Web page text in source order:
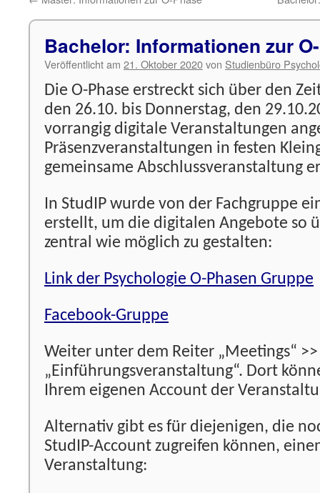
Bachelor: Informationen zur
Veröffentlicht am 21. Oktober 2020von Studienbüro
Die O-Phase erstreckt sich über den
den 26.10. bis Donnerstag, den
vorrangig digitale Veranstaltungen
Präsenzveranstaltungen in festen
gemeinsame Abschlussveranstaltung
In StudIP wurde von der Fachgruppe
erstellt, um die digitalen Angebote so
zentral wie möglich zu gestalten:
Link der Psychologie O-Phasen Gruppe
Facebook-Gruppe
Weiter unter dem Reiter „Meetings“ >>
„Einführungsveranstaltung“. Dort
Ihrem eigenen Account der
Alternativ gibt es für diejenigen, die
StudIP-Account zugreifen können,
Veranstaltung: